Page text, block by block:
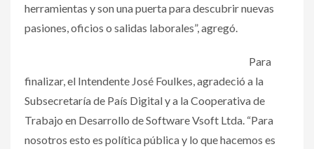
herramientas y son una puerta para descubrir nuevas
pasiones, oficios o salidas laborales”, agregó.
Para
finalizar, el Intendente José Foulkes, agradeció a la
Subsecretaría de País Digital y a la Cooperativa de
Trabajo en Desarrollo de Software Vsoft Ltda. “Para
nosotros esto es política pública y lo que hacemos es